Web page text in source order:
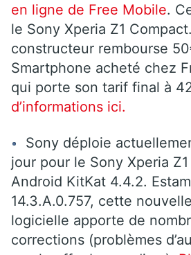
en ligne de Free Mobile.
le Sony Xperia Z1
constructeur rembourse
Smartphone acheté chez
qui porte son tarif final à
d’informations ici.
Sony déploie
jour pour le Sony Xperia
Android KitKat 4.4.2.
14.3.A.0.757, cette
logicielle apporte de
corrections (problèmes